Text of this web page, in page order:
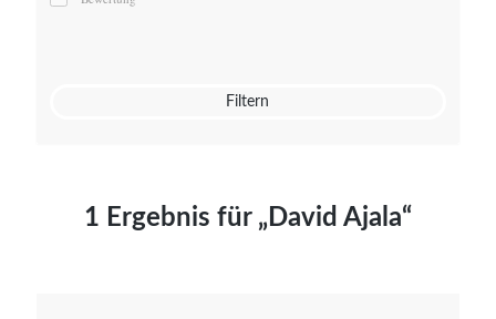
Mato von Vogelstein
Filtern
1 Ergebnis für „David Ajala“